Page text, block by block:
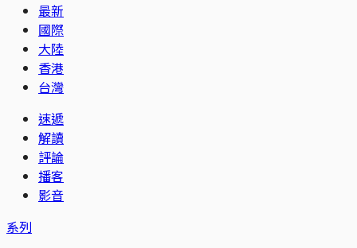
最新
國際
大陸
香港
台灣
速遞
解讀
評論
播客
影音
系列